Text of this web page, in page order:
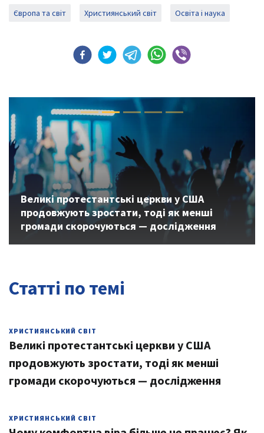
Європа та світ Християнський світ Освіта і наука
Великі протестантські церкви у США
продовжують зростати, тоді як менші
громади скорочуються — дослідження
Previous Next
Статті по темі
ХРИСТИЯНСЬКИЙ СВІТ
Великі протестантські церкви у США
продовжують зростати, тоді як менші
громади скорочуються — дослідження
ХРИСТИЯНСЬКИЙ СВІТ